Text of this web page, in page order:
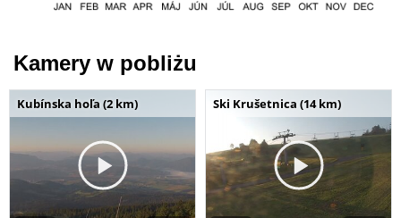
Kamery w pobliżu
Kubínska hoľa (2 km) Ski Krušetnica (14 km)